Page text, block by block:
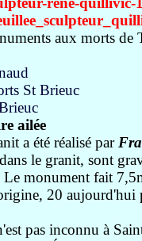
aux morts de
ailée
a été réalisé par
le granit, sont
monument fait
20 aujourd'hui
pas inconnu à